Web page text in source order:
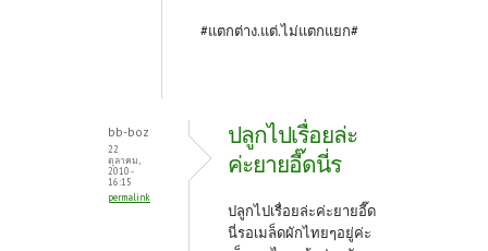
#แตกต่าง.แต่.ไม่แตกแยก#
bb-boz
22
ตุลาคม,
2010 -
16:15
permalink
ปลูกไปเรื่อยล่ะ
ค่ะยายอี๊ดนี่ร
ปลูกไปเรื่อยล่ะค่ะยายอี๊ด
นี่รอเมล็ดผักไทยๆอยู่ค่ะ